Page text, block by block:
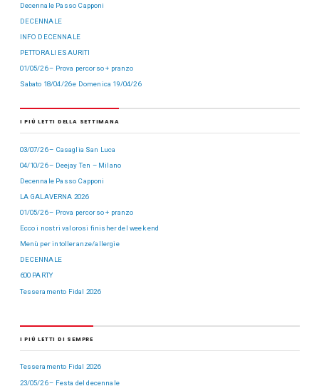
Decennale Passo Capponi
DECENNALE
INFO DECENNALE
PETTORALI ESAURITI
01/05/26 – Prova percorso + pranzo
Sabato 18/04/26 e Domenica 19/04/26
I PIÙ LETTI DELLA SETTIMANA
03/07/26 – Casaglia San Luca
04/10/26 – Deejay Ten – Milano
Decennale Passo Capponi
LA GALAVERNA 2026
01/05/26 – Prova percorso + pranzo
Ecco i nostri valorosi finisher del week end
Menù per intolleranze/allergie
DECENNALE
600 PARTY
Tesseramento Fidal 2026
I PIÙ LETTI DI SEMPRE
Tesseramento Fidal 2026
23/05/26 – Festa del decennale